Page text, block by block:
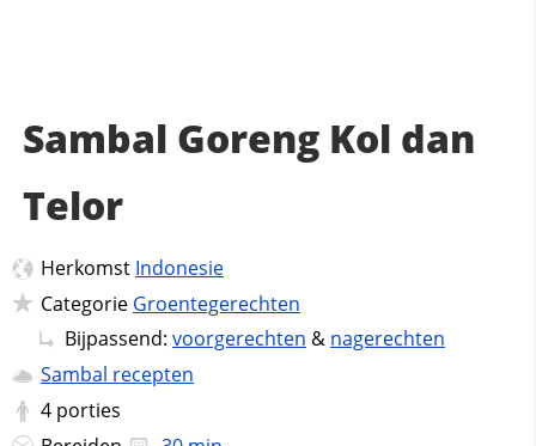
Sambal Goreng Kol dan
Telor
Herkomst Indonesie
Categorie Groentegerechten
Bijpassend: voorgerechten & nagerechten
Sambal recepten
4 porties